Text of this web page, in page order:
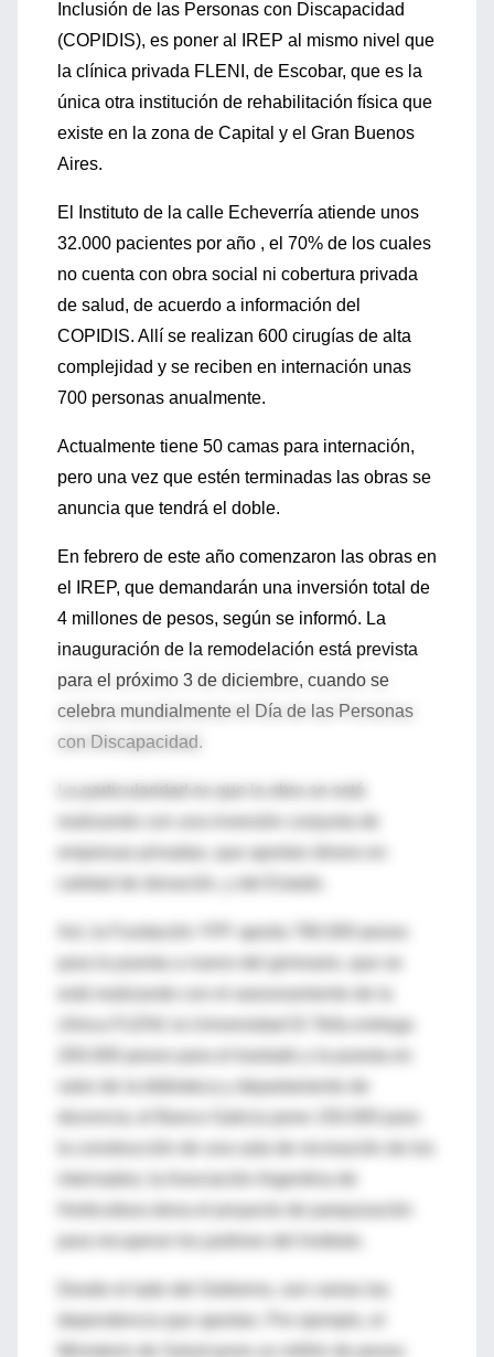
Inclusión de las Personas con Discapacidad
(COPIDIS), es poner al IREP al mismo nivel que
la clínica privada FLENI, de Escobar, que es la
única otra institución de rehabilitación física que
existe en la zona de Capital y el Gran Buenos
Aires.
El Instituto de la calle Echeverría atiende unos
32.000 pacientes por año , el 70% de los cuales
no cuenta con obra social ni cobertura privada
de salud, de acuerdo a información del
COPIDIS. Allí se realizan 600 cirugías de alta
complejidad y se reciben en internación unas
700 personas anualmente.
Actualmente tiene 50 camas para internación,
pero una vez que estén terminadas las obras se
anuncia que tendrá el doble.
En febrero de este año comenzaron las obras en
el IREP, que demandarán una inversión total de
4 millones de pesos, según se informó. La
inauguración de la remodelación está prevista
para el próximo 3 de diciembre, cuando se
celebra mundialmente el Día de las Personas
con Discapacidad.
La particularidad es que la obra se está
empresas privadas, que aportan dinero en
Así, la Fundación YPF aporta 790.000 pesos
clínica FLENI; la Universidad Di Tella entrega
internados; la Asociación Argentina de
para recuperar los jardines del Instituto.
dependencia que aportan. Por ejemplo, el